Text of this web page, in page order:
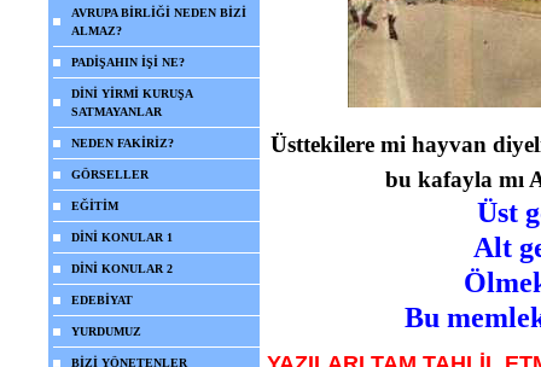
AVRUPA BİRLİĞİ NEDEN BİZİ
ALMAZ?
PADİŞAHIN İŞİ NE?
DİNİ YİRMİ KURUŞA
SATMAYANLAR
NEDEN FAKİRİZ?
GÖRSELLER
EĞİTİM
DİNİ KONULAR 1
DİNİ KONULAR 2
EDEBİYAT
YURDUMUZ
BİZİ YÖNETENLER
Üsttekilere mi hayvan
bu kafayla mı
Üst
Alt
Bu